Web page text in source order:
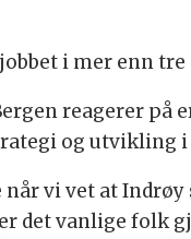
i mer enn
reagerer på
og utvikling i
vi vet at Indrøy
det vanlige folk